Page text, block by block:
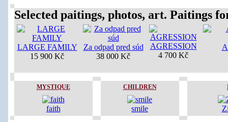
Selected paitings, photos, art. Paitings
LARGE FAMILY
15 900 Kč
Za odpad pred súd
38 000 Kč
AGRESSION
4 700 Kč
MYSTIQUE
faith
CHILDREN
smile